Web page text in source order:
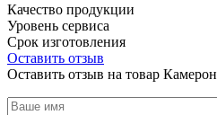
Качество продукции
Уровень сервиса
Срок изготовления
Оставить отзыв
Оставить отзыв на товар Камерон